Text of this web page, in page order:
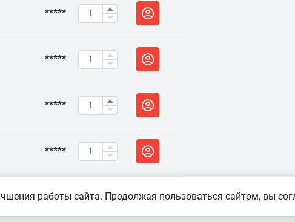
*****
*****
*****
*****
работы сайта. Продолжая пользоваться сайтом, вы